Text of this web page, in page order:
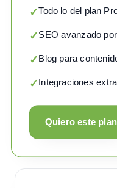
✓Todo lo del plan
✓SEO avanzado
✓Blog para
✓Integraciones
Quiero este plan